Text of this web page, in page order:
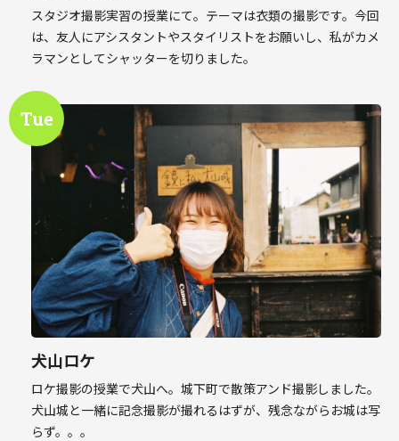
スタジオ撮影実習の授業にて。テーマは衣類の撮影です。今回
は、友人にアシスタントやスタイリストをお願いし、私がカメ
ラマンとしてシャッターを切りました。
犬山ロケ
ロケ撮影の授業で犬山へ。城下町で散策アンド撮影しました。
犬山城と一緒に記念撮影が撮れるはずが、残念ながらお城は写
らず。。。